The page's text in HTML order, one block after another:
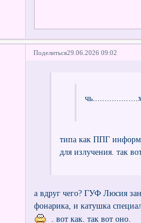
Поделиться29.06.2026 09:02
типа как ППГ
для излучения. так
а вдруг чего? ГУФ Люсия
фонарика, и катушка
. вот как. так вот оно.